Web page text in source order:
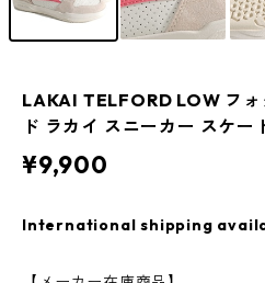
LAKAI TELFORD LOW フォ
ド ラカイ スニーカー スケー
¥9,900
International shipping